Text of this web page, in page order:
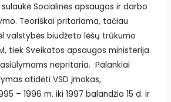
Socialinės apsaugos ir darbo
Teoriškai pritariama, tačiau
valstybės biudžeto lėšų trūkumo
tiek Sveikatos apsaugos ministerija
nepritaria. Palankiai
atidėti VSD įmokas,
– 1996 m. iki 1997 balandžio 15 d. ir